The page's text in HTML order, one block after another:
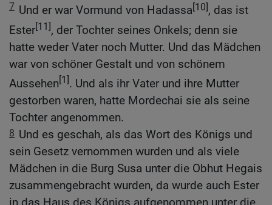
7 Und er war Vormund von Hadassa[10], das ist
Ester[11], der Tochter seines Onkels; denn sie
hatte weder Vater noch Mutter. Und das Mädchen
war von schöner Gestalt und von schönem
Aussehen[1]. Und als ihr Vater und ihre Mutter
gestorben waren, hatte Mordechai sie als seine
Tochter angenommen.
8 Und es geschah, als das Wort des Königs und
sein Gesetz vernommen wurden und als viele
Mädchen in die Burg Susa unter die Obhut Hegais
zusammengebracht wurden, da wurde auch Ester